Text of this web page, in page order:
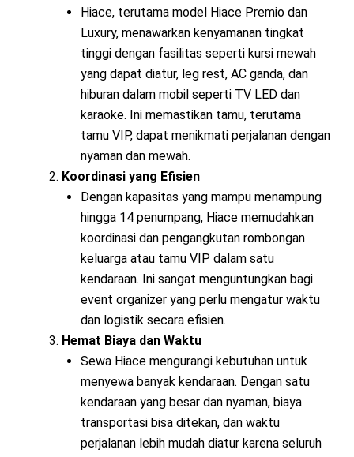
Hiace, terutama model Hiace Premio dan
Luxury, menawarkan kenyamanan tingkat
tinggi dengan fasilitas seperti kursi mewah
yang dapat diatur, leg rest, AC ganda, dan
hiburan dalam mobil seperti TV LED dan
karaoke. Ini memastikan tamu, terutama
tamu VIP, dapat menikmati perjalanan dengan
nyaman dan mewah.
Koordinasi yang Efisien
Dengan kapasitas yang mampu menampung
hingga 14 penumpang, Hiace memudahkan
koordinasi dan pengangkutan rombongan
keluarga atau tamu VIP dalam satu
kendaraan. Ini sangat menguntungkan bagi
event organizer yang perlu mengatur waktu
dan logistik secara efisien.
Hemat Biaya dan Waktu
Sewa Hiace mengurangi kebutuhan untuk
menyewa banyak kendaraan. Dengan satu
kendaraan yang besar dan nyaman, biaya
transportasi bisa ditekan, dan waktu
perjalanan lebih mudah diatur karena seluruh